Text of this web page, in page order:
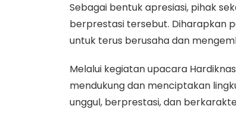
Sebagai bentuk apresiasi, pihak
berprestasi tersebut. Diharapkan
untuk terus berusaha dan
Melalui kegiatan upacara
mendukung dan menciptakan
unggul, berprestasi, dan